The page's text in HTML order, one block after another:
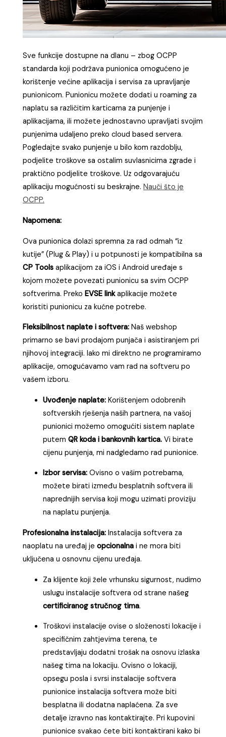
Sve funkcije dostupne na dlanu – zbog OCPP
standarda koji podržava punionica omogućeno je
korištenje većine aplikacija i servisa za upravljanje
punionicom. Punionicu možete dodati u roaming za
naplatu sa različitim karticama za punjenje i
aplikacijama, ili možete jednostavno upravljati svojim
punjenima udaljeno preko cloud based servera.
Pogledajte svako punjenje u bilo kom razdoblju,
podjelite troškove sa ostalim suvlasnicima zgrade i
praktično podjelite troškove. Uz odgovarajuću
aplikaciju mogućnosti su beskrajne.Nauči što je
OCPP.
Napomena:
Ova punionica dolazi spremna za rad odmah “iz
kutije” (Plug & Play) i u potpunosti je kompatibilna sa
CP Tools aplikacijom za iOS i Android uređaje s
kojom možete povezati punionicu sa svim OCPP
softverima. PrekoEVSE linkaplikacije možete
koristiti punionicu za kućne potrebe.
Fleksibilnost naplate i softvera: Naš webshop
primarno se bavi prodajom punjača i asistiranjem pri
njihovoj integraciji. Iako mi direktno ne programiramo
aplikacije, omogućavamo vam rad na softveru po
vašem izboru.
Uvođenje naplate: Korištenjem odobrenih
softverskih rješenja naših partnera, na vašoj
punionici možemo omogućiti sistem naplate
putemQR koda i bankovnih kartica.Vi birate
cijenu punjenja, mi nadgledamo rad punionice.
Izbor servisa: Ovisno o vašim potrebama,
možete birati između besplatnih softvera ili
naprednijih servisa koji mogu uzimati proviziju
na naplatu punjenja.
Profesionalna instalacija: Instalacija softvera za
naoplatu na uređaj jeopcionalna i ne mora biti
uključena u osnovnu cijenu uređaja.
Za klijente koji žele vrhunsku sigurnost, nudimo
uslugu instalacije softvera od strane našeg
certificiranog stručnog tima.
Troškovi instalacije ovise o složenosti lokacije i
specifičnim zahtjevima terena, te
predstavljaju dodatni trošak na osnovu izlaska
našeg tima na lokaciju. Ovisno o lokaciji,
opsegu posla i svrsi instalacije softvera
punionice instalacija softvera može biti
besplatna ili dodatna naplaćena. Za sve
detalje izravno nas kontaktirajte. Pri kupovini
punionice svakao ćete biti kontaktirani kako bi